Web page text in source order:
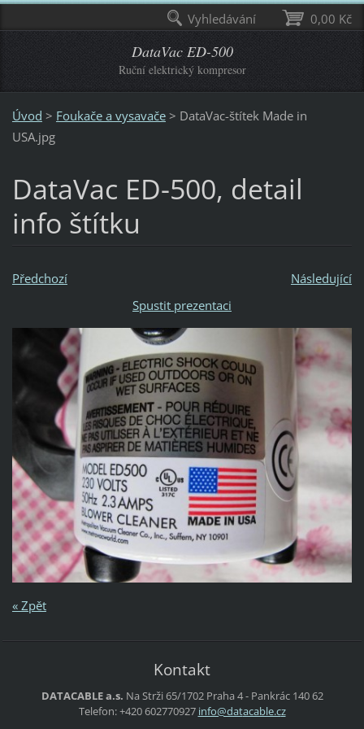
DataVac ED-500
Ruční elektrický kompresor
Úvod > Foukače a vysavače > DataVac-štítek Made in
USA.jpg
DataVac ED-500, detail
info štítku
Předchozí
Následující
Spustit prezentaci
« Zpět
Kontakt
DATACABLE a.s. Na Strži 65/1702Praha 4 - Pankrác140 62
Telefon: +420 602770927 info@datacable.cz
0,00 Kč
Vyhledávání